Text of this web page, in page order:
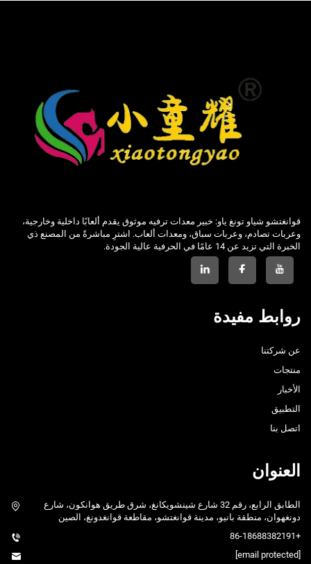
قوانغتشو شياو تونغ ياو: خبير معدات ترفيه موثوق يقدم ألعابًا داخلية وخارجية،
وعربات تصادم، وعربات سباق، ومعدات ألعاب. اشترِ مباشرةً من المصنع ذي
الخبرة التي تزيد عن 14 عامًا في الحرفية عالية الجودة.
روابط مفيدة
عن شركتنا
منتجات
الأخبار
التطبيق
اتصل بنا
العنوان
الطابق الرابع، رقم 32 شارع شينشويكانغ، شرق طريق هوانكون، شارع
دونغهوان، منطقة بانيو، مدينة قوانغتشو، مقاطعة قوانغدونغ، الصين
+86-18688382191